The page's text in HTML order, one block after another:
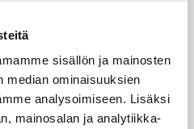
sisällön ja mainosten
median ominaisuuksien
analysoimiseen. Lisäksi
mainosalan ja analytiikka-